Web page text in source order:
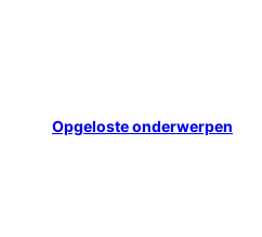
Opgeloste onderwerpen